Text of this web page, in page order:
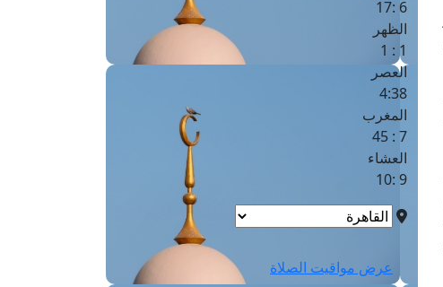
6 :17
الظهر
1 : 1
العصر
4:38
المغرب
7 : 45
العشاء
9 :10
عرض مواقيت الصلاة